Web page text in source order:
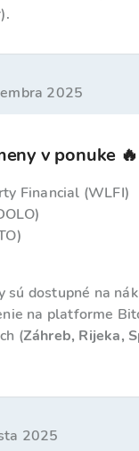
2025
v ponuke 🔥
Financial (WLFI)
sú dostupné na
na platforme
(Záhreb, Rijeka,
2025